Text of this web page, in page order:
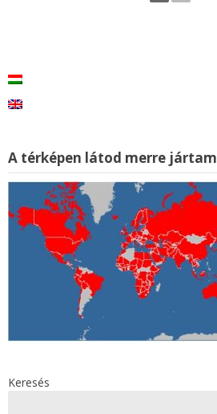
A térképen látod merre jártam
Keresés